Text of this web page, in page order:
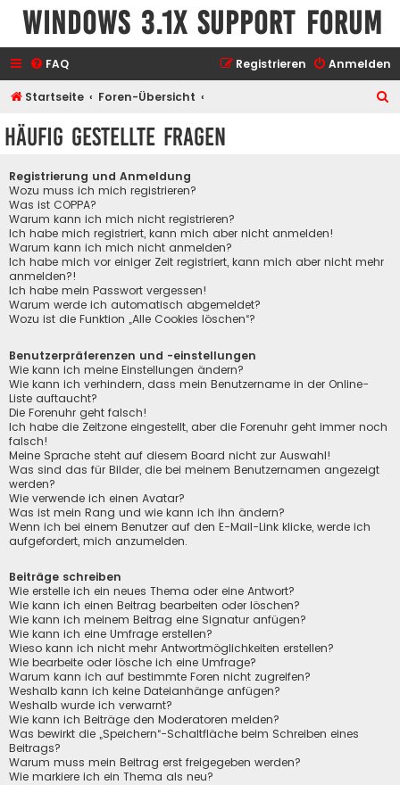
Windows 3.1x Support Forum
FAQ Anmelden
Registrieren
Startseite Foren-Übersicht
Häufig gestellte Fragen
Registrierung und Anmeldung
Wozu muss ich mich registrieren?
Was ist COPPA?
Warum kann ich mich nicht registrieren?
Ich habe mich registriert, kann mich aber nicht anmelden!
Warum kann ich mich nicht anmelden?
Ich habe mich vor einiger Zeit registriert, kann mich aber nicht mehr
anmelden?!
Ich habe mein Passwort vergessen!
Warum werde ich automatisch abgemeldet?
Wozu ist die Funktion „Alle Cookies löschen“?
Benutzerpräferenzen und -einstellungen
Wie kann ich meine Einstellungen ändern?
Wie kann ich verhindern, dass mein Benutzername in der Online-
Liste auftaucht?
Die Forenuhr geht falsch!
Ich habe die Zeitzone eingestellt, aber die Forenuhr geht immer noch
falsch!
Meine Sprache steht auf diesem Board nicht zur Auswahl!
Was sind das für Bilder, die bei meinem Benutzernamen angezeigt
werden?
Wie verwende ich einen Avatar?
Was ist mein Rang und wie kann ich ihn ändern?
Wenn ich bei einem Benutzer auf den E-Mail-Link klicke, werde ich
aufgefordert, mich anzumelden.
Beiträge schreiben
Wie erstelle ich ein neues Thema oder eine Antwort?
Wie kann ich einen Beitrag bearbeiten oder löschen?
Wie kann ich meinem Beitrag eine Signatur anfügen?
Wie kann ich eine Umfrage erstellen?
Wieso kann ich nicht mehr Antwortmöglichkeiten erstellen?
Wie bearbeite oder lösche ich eine Umfrage?
Warum kann ich auf bestimmte Foren nicht zugreifen?
Weshalb kann ich keine Dateianhänge anfügen?
Weshalb wurde ich verwarnt?
Wie kann ich Beiträge den Moderatoren melden?
Was bewirkt die „Speichern“-Schaltfläche beim Schreiben eines
Beitrags?
Warum muss mein Beitrag erst freigegeben werden?
Wie markiere ich ein Thema als neu?